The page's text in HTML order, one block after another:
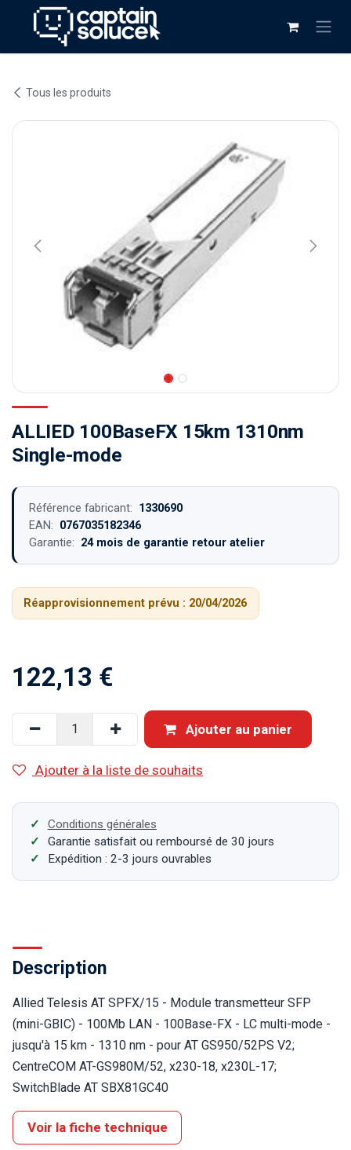
Se rendre au contenu
Tous les produits
ALLIED 100BaseFX 15km 1310nm
Single-mode
Référence fabricant: 1330690
EAN: 0767035182346
Garantie: 24 mois de garantie retour atelier
Réapprovisionnement prévu : 20/04/2026
122,13 €
Ajouter au panier
Ajouter à la liste de souhaits
Conditions générales
Garantie satisfait ou remboursé de 30 jours
Expédition : 2-3 jours ouvrables
Description
Allied Telesis AT SPFX/15 - Module transmetteur SFP
(mini-GBIC) - 100Mb LAN - 100Base-FX - LC multi-mode -
jusqu'à 15 km - 1310 nm - pour AT GS950/52PS V2;
CentreCOM AT-GS980M/52, x230-18, x230L-17;
SwitchBlade AT SBX81GC40
Voir la fiche technique